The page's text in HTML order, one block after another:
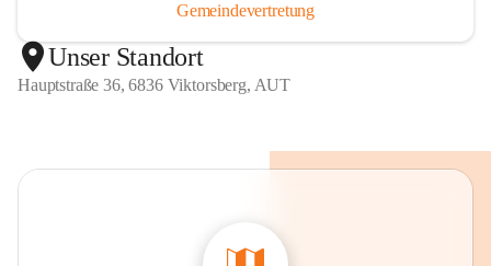
Gemeindevertretung
Unser Standort
Hauptstraße 36, 6836 Viktorsberg, AUT